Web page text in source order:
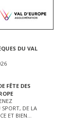
DU VAL
FÊTE DES
SPORT, DE LA
ET BIEN